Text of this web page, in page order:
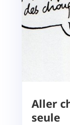
Aller
seule